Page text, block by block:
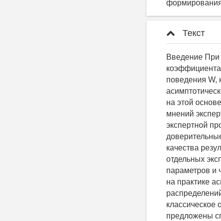
Текст
Введение При оценке степени согласованности мнений экспертов на основе коэффициента конкордации W [1] большое значение имеет знание асимптотического поведения W, когда объем выбора и число экспертов неограниченно растут. Знание асимптотического распределения W позволяет проверить гипотезы о его значимости и на этой основе делать выводы о степени согласованности или несогласованности мнений экспертов, а также о наличии объективного содержания в результатах экспертной процедуры. Кроме того, асимптотическое распределение позволяет строить доверительные интервалы для W, что может быть использовано для повышения качества результатов экспертной процедуры путем выявления и отбрасывания отдельных экспертных оценок. Отметим, что, согласно [2], если число оцениваемых параметров и число , то для оценки степени согласованности уже могут использоваться на практике асимптотические методы. Для и в [2] приведены таблицы точных распределений коэффициента конкордации W. Однако в [3] было показано, что классическое определение коэффициента конкордации имеет ряд недостатков, и предложены способы устранения этих недостатков. Кроме того, в [3] предложен альтернативный вариант коэффициента конкордации. Однако остался открытым вопрос о его асимптотическом поведении. Устранение этого пробела исследуется в этой работе. Основным вопросом, для ответа на который и разработан аппарат выборочных коэффициентов корреляции, является следующий: насколько существенна взаимосвязь между заданными совокупностями наблюдений в свете статистической теории выборки; в нашем случае такими совокупностями наблюдений являются оценки экспертов. При этом выборочные наблюдения сводятся к оценке рангов отдельных объектов. Если выявится взаимосвязь между наборами экспертных